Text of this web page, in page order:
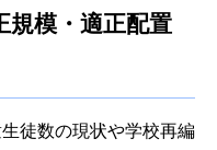
規模・適正配置
徒数の現状や学校再編